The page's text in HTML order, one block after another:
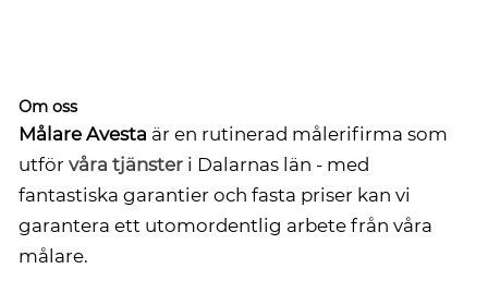
Om oss
Målare Avesta är en rutinerad målerifirma som
utförvåra tjänsteri Dalarnas län - med
fantastiska garantier och fasta priser kan vi
garantera ett utomordentlig arbete från våra
målare.